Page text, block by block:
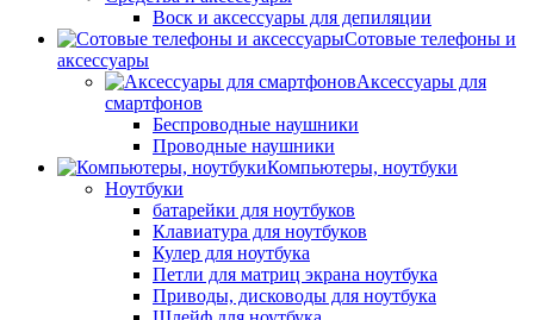
Воск и аксессуары для депиляции
Сотовые телефоны и
аксессуары
Аксессуары для
смартфонов
Беспроводные наушники
Проводные наушники
Компьютеры, ноутбуки
Ноутбуки
батарейки для ноутбуков
Клавиатура для ноутбуков
Кулер для ноутбука
Петли для матриц экрана ноутбука
Приводы, дисководы для ноутбука